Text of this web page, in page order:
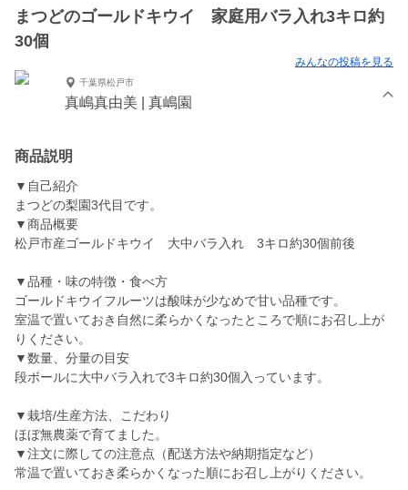
まつどのゴールドキウイ 家庭用バラ入れ3キロ約
30個
みんなの投稿を見る
千葉県松戸市
真嶋真由美 | 真嶋園
商品説明
▼自己紹介
まつどの梨園3代目です。
▼商品概要
松戸市産ゴールドキウイ 大中バラ入れ 3キロ約30個前後
▼品種・味の特徴・食べ方
ゴールドキウイフルーツは酸味が少なめで甘い品種です。
室温で置いておき自然に柔らかくなったところで順にお召し上が
りください。
▼数量、分量の目安
段ボールに大中バラ入れで3キロ約30個入っています。
▼栽培/生産方法、こだわり
ほぼ無農薬で育てました。
▼注文に際しての注意点（配送方法や納期指定など）
常温で置いておき柔らかくなった順にお召し上がりください。